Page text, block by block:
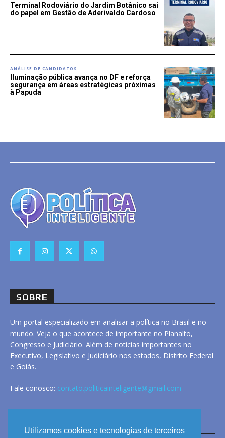
Utilizamos cookies e tecnologias de terceiros
Terminal Rodoviário do Jardim Botânico sai
do papel em Gestão de Aderivaldo Cardoso
ANÁLISE DE CANDIDATOS
Iluminação pública avança no DF e reforça
segurança em áreas estratégicas próximas
à Papuda
SOBRE
Um portal especializado em analisar a política no Brasil e no
mundo. Veja o que acontece de importante no Planalto,
Congresso e Judiciário. Além de notícias importantes no
Executivo, Legislativo e Judiciário nos estados, Distrito Federal
e Goiás.
Fale conosco: contato.politicainteligente@gmail.com
LINKS